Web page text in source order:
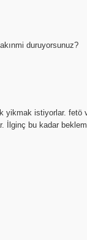
duruyorsunuz?
istiyorlar. fetö
İlginç bu kadar